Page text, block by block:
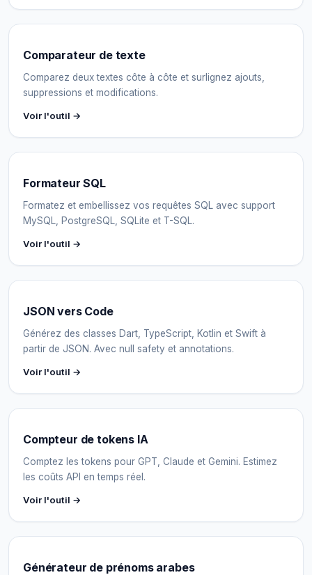
Comparateur de texte
Comparez deux textes côte à côte et surlignez ajouts,
suppressions et modifications.
Voir l'outil →
Formateur SQL
Formatez et embellissez vos requêtes SQL avec support
MySQL, PostgreSQL, SQLite et T-SQL.
Voir l'outil →
JSON vers Code
Générez des classes Dart, TypeScript, Kotlin et Swift à
partir de JSON. Avec null safety et annotations.
Voir l'outil →
Compteur de tokens IA
Comptez les tokens pour GPT, Claude et Gemini. Estimez
les coûts API en temps réel.
Voir l'outil →
Générateur de prénoms arabes